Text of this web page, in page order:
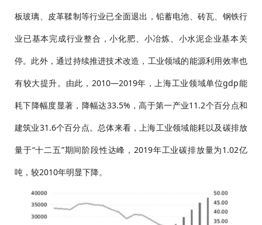
板玻璃、皮革鞣制等行业已全面退出，铅蓄电池、砖瓦、钢铁行
业已基本完成行业整合，小化肥、小冶炼、小水泥企业基本关
停。此外，通过持续推进技术改造，工业领域的能源利用效率也
有较大提升。由此，2010—2019年，上海工业领域单位gdp能
耗下降幅度显著，降幅达33.5%，高于第一产业11.2个百分点和
建筑业31.6个百分点。总体来看，上海工业领域能耗以及碳排放
量于“十二五”期间阶段性达峰，2019年工业碳排放量为1.02亿
吨，较2010年明显下降。